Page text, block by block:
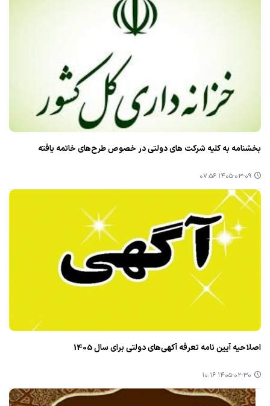
بخشنامه به کلیه شرکت های دولتی در خصوص طرح‌های خاتمه یافته
۱۴۰۵-۰۳-۰۹ ۰۷:۵۶
اصلاحیه آیین نامه تعرفه آکهی‌های دولتی برای سال 1405
۱۴۰۵-۰۲-۳۰ ۱۰:۱۶